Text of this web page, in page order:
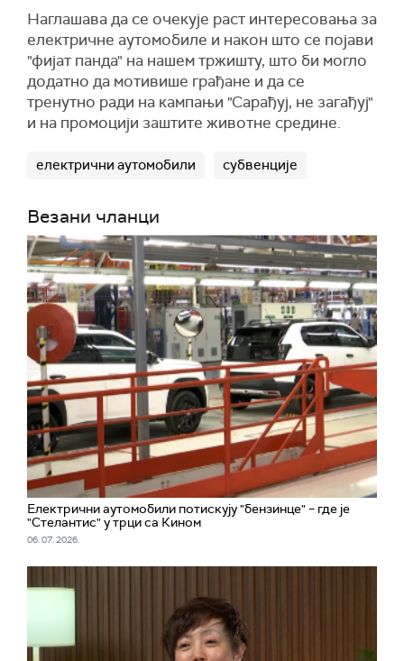
Наглашава да се очекује раст интересовања за
електричне аутомобиле и након што се појави
"фијат панда" на нашем тржишту, што би могло
додатно да мотивише грађане и да се
тренутно ради на кампањи "Сарађуј, не загађуј"
и на промоцији заштите животне средине.
електрични аутомобили субвенције
Везани чланци
Електрични аутомобили потискују "бензинце" – где је
"Стелантис" у трци са Кином
06. 07. 2026.